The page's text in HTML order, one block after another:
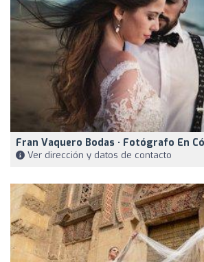
Fran Vaquero Bodas · Fotógrafo En
Ver dirección y datos de contacto